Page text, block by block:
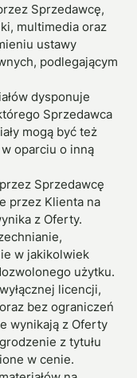
Sprzedawcę,
multimedia oraz
ustawy
podlegającym
dysponuje
Sprzedawca
mogą być też
oparciu o inną
Sprzedawcę
przez Klienta na
z Oferty.
w jakikolwiek
użytku.
licencji,
bez ograniczeń
wynikają z Oferty
z tytułu
w cenie.